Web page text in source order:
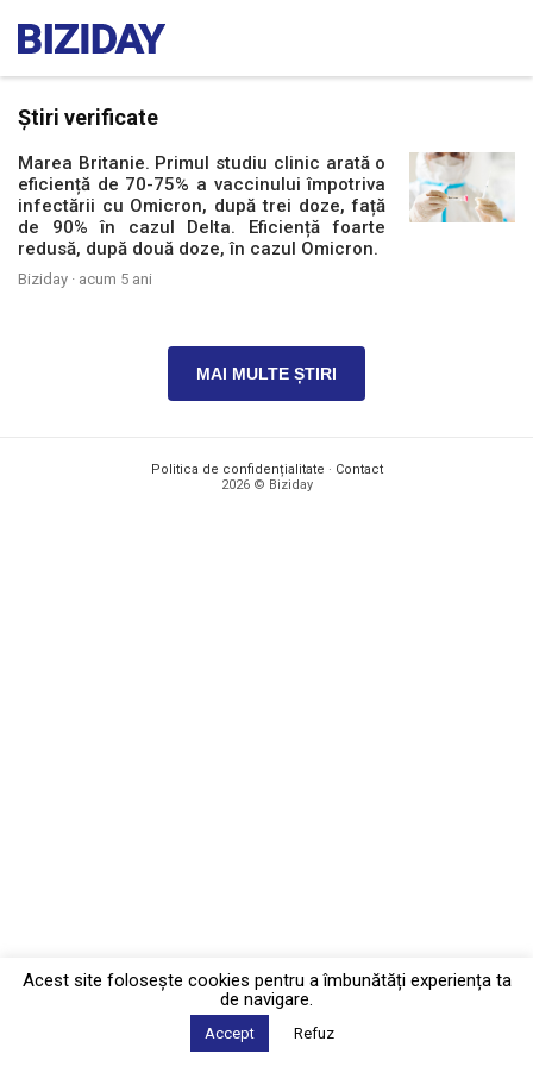
Știri verificate
Marea Britanie. Primul studiu clinic arată o
eficiență de 70-75% a vaccinului împotriva
infectării cu Omicron, după trei doze, față
de 90% în cazul Delta. Eficiență foarte
redusă, după două doze, în cazul Omicron.
Biziday · acum 5 ani
MAI MULTE ȘTIRI
Politica de confidențialitate · Contact
2026 © Biziday
Acest site foloseşte cookies pentru a îmbunătăți experiența ta
de navigare.
Accept Refuz